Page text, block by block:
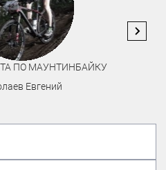
ПО МАУНТИНБАЙКУ
Евгений